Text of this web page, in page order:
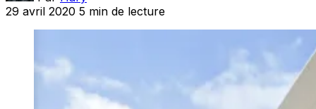
29 avril 2020 5 min de lecture